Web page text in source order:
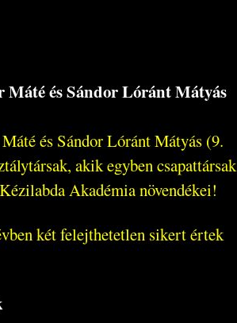
Máté és Sándor Lóránt Mátyás
és Sándor Lóránt Mátyás (9.
akik egyben csapattársak
Akadémia növendékei!
két felejthetetlen sikert értek